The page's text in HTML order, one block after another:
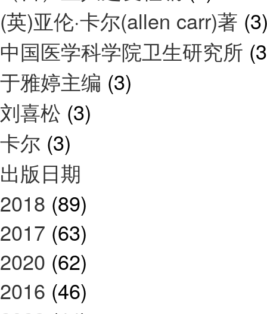
(英)亚伦·卡尔(allen carr)著
中国医学科学院卫生研究所
于雅婷主编 (3)
刘喜松 (3)
卡尔 (3)
出版日期
2018 (89)
2017 (63)
2020 (62)
2016 (46)